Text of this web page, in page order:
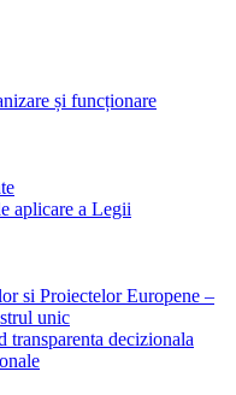
și funcționare
aplicare a Legii
si Proiectelor Europene –
unic
transparenta decizionala